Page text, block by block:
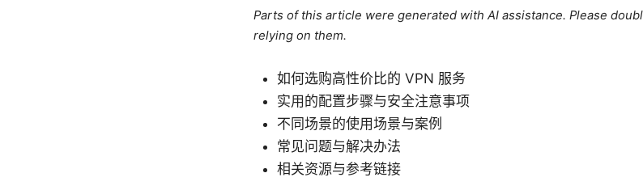
Parts of this article were generated with AI assistance. Please
relying on them.
如何选购高性价比的 VPN 服务
实用的配置步骤与安全注意事项
不同场景的使用场景与案例
常见问题与解决办法
相关资源与参考链接